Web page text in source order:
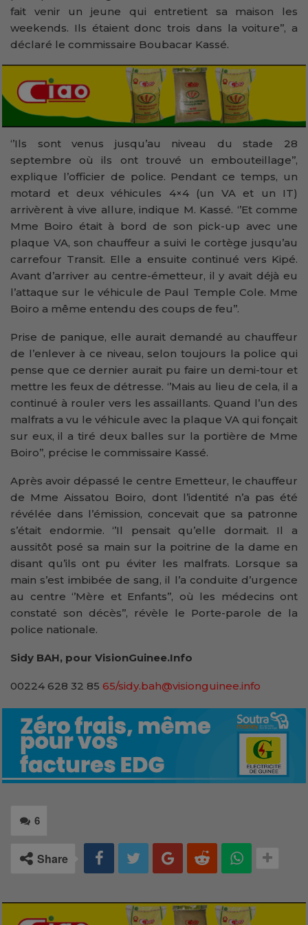
fait venir un jeune qui entretient sa maison les
weekends. Ils étaient donc trois dans la voiture’’, a
déclaré le commissaire Boubacar Kassé.
‘’Ils sont venus jusqu’au niveau du stade 28
septembre où ils ont trouvé un embouteillage’’,
explique l’officier de police. Pendant ce temps, un
motard et deux véhicules 4×4 (un VA et un IT)
arrivèrent à vive allure, indique M. Kassé. ‘’Et comme
Mme Boiro était à bord de son pick-up avec une
plaque VA, son chauffeur a suivi le cortège jusqu’au
carrefour Transit. Elle a ensuite continué vers Kipé.
Avant d’arriver au centre-émetteur, il y avait déjà eu
l’attaque sur le véhicule de Paul Temple Cole. Mme
Boiro a même entendu des coups de feu’’.
Prise de panique, elle aurait demandé au chauffeur
de l’enlever à ce niveau, selon toujours la police qui
pense que ce dernier aurait pu faire un demi-tour et
mettre les feux de détresse. ‘’Mais au lieu de cela, il a
continué à rouler vers les assaillants. Quand l’un des
malfrats a vu le véhicule avec la plaque VA qui fonçait
sur eux, il a tiré deux balles sur la portière de Mme
Boiro’’, précise le commissaire Kassé.
Après avoir dépassé le centre Emetteur, le chauffeur
de Mme Aissatou Boiro, dont l’identité n’a pas été
révélée dans l’émission, concevait que sa patronne
s’était endormie. ‘’Il pensait qu’elle dormait. Il a
aussitôt posé sa main sur la poitrine de la dame en
disant qu’ils ont pu éviter les malfrats. Lorsque sa
main s’est imbibée de sang, il l’a conduite d’urgence
au centre ‘’Mère et Enfants’’, où les médecins ont
constaté son décès’’, révèle le Porte-parole de la
police nationale.
Sidy BAH, pour VisionGuinee.Info
00224 628 32 85 65/sidy.bah@visionguinee.info
6
Share